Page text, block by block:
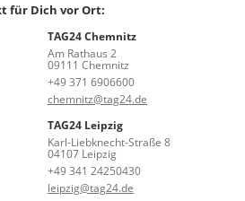
für Dich vor Ort:
TAG24 Chemnitz
Am Rathaus 2
09111 Chemnitz
+49 371 6906600
chemnitz@tag24.de
TAG24 Leipzig
Karl-Liebknecht-Straße 8
04107 Leipzig
+49 341 24250430
leipzig@tag24.de